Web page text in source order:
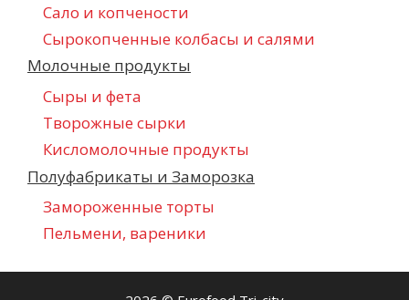
Сало и копчености
Сырокопченные колбасы и салями
Молочные продукты
Сыры и фета
Творожные сырки
Кисломолочные продукты
Полуфабрикаты и Заморозка
Замороженные торты
Пельмени, вареники